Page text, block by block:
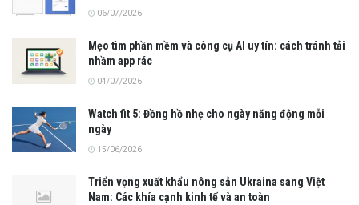
06/07/2026
Mẹo tìm phần mềm và công cụ AI uy tín: cách tránh tải
nhầm app rác
04/07/2026
Watch fit 5: Đồng hồ nhẹ cho ngày năng động mỗi
ngày
15/06/2026
Triển vọng xuất khẩu nông sản Ukraina sang Việt
Nam: Các khía cạnh kinh tế và an toàn